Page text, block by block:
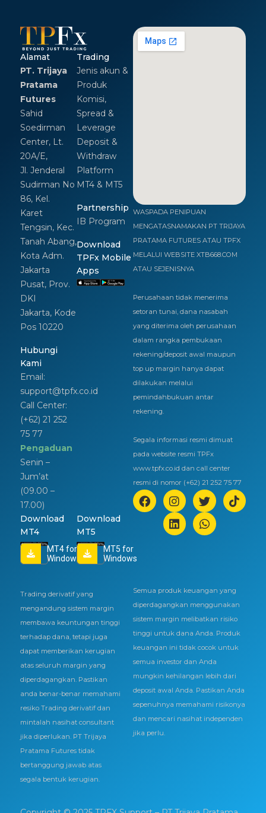
Alamat
PT. Trijaya
Pratama
Futures
Sahid
Soedirman
Center, Lt.
20A/E,
Jl. Jenderal
Sudirman No
86, Kel.
Karet
Tengsin, Kec.
Tanah Abang,
Kota Adm.
Jakarta
Pusat, Prov.
DKI
Jakarta, Kode
Pos 10220
Hubungi
Kami
Email:
support@tpfx.co.id
Call Center:
(+62) 21 252
75 77
Pengaduan
Senin –
Jum’at
(09.00 –
17.00)
Trading
Jenis akun &
Produk
Komisi,
Spread &
Leverage
Deposit &
Withdraw
Platform
MT4 & MT5
Partnership
IB Program
Download
TPFx Mobile
Apps
Download
MT4
MT4 for
Windows
Download
MT5
MT5 for
Windows
WASPADA PENIPUAN
MENGATASNAMAKAN PT TRIJAYA
PRATAMA FUTURES ATAU TPFX
MELALUI WEBSITE XTB668.COM
ATAU SEJENISNYA
Perusahaan tidak menerima
setoran tunai, dana nasabah
yang diterima oleh perusahaan
dalam rangka pembukaan
rekening/deposit awal maupun
top up margin hanya dapat
dilakukan melalui
pemindahbukuan antar
rekening.
Segala informasi resmi dimuat
pada website resmi TPFx
www.tpfx.co.id dan call center
resmi di nomor (+62) 21 252 75 77
Trading derivatif yang
mengandung sistem margin
membawa keuntungan tinggi
terhadap dana, tetapi juga
dapat memberikan kerugian
atas seluruh margin yang
diperdagangkan. Pastikan
anda benar-benar memahami
resiko Trading derivatif dan
mintalah nasihat consultant
jika diperlukan. PT Trijaya
Pratama Futures tidak
bertanggung jawab atas
segala bentuk kerugian.
Semua produk keuangan yang
diperdagangkan menggunakan
sistem margin melibatkan risiko
tinggi untuk dana Anda. Produk
keuangan ini tidak cocok untuk
semua investor dan Anda
mungkin kehilangan lebih dari
deposit awal Anda. Pastikan Anda
sepenuhnya memahami risikonya
dan mencari nasihat independen
jika perlu.